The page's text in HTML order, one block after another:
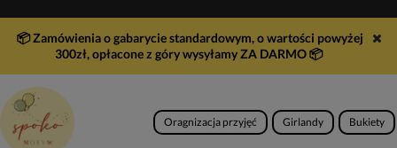
📦 Zamówienia o gabarycie standardowym, o wartości powyżej
300zł, opłacone z góry wysyłamy ZA DARMO📦
Oragnizacja przyjęć Girlandy Bukiety